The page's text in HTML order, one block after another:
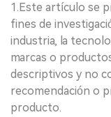
1.Este artículo se
fines de
industria, la
marcas o
descriptivos y no
recomendación o
producto.